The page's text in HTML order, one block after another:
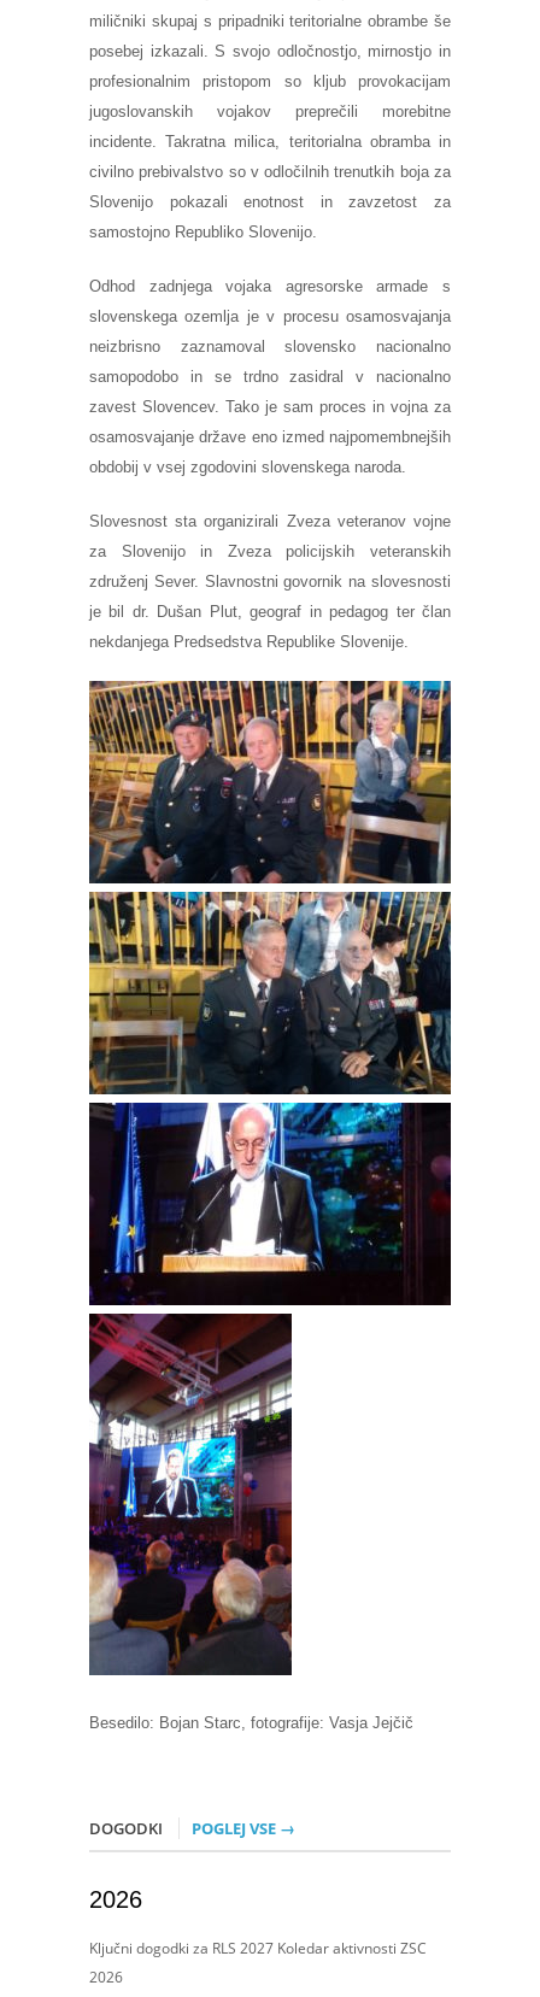
miličniki skupaj s pripadniki teritorialne obrambe še
posebej izkazali. S svojo odločnostjo, mirnostjo in
profesionalnim pristopom so kljub provokacijam
jugoslovanskih vojakov preprečili morebitne
incidente. Takratna milica, teritorialna obramba in
civilno prebivalstvo so v odločilnih trenutkih boja za
Slovenijo pokazali enotnost in zavzetost za
samostojno Republiko Slovenijo.
Odhod zadnjega vojaka agresorske armade s
slovenskega ozemlja je v procesu osamosvajanja
neizbrisno zaznamoval slovensko nacionalno
samopodobo in se trdno zasidral v nacionalno
zavest Slovencev. Tako je sam proces in vojna za
osamosvajanje države eno izmed najpomembnejših
obdobij v vsej zgodovini slovenskega naroda.
Slovesnost sta organizirali Zveza veteranov vojne
za Slovenijo in Zveza policijskih veteranskih
združenj Sever. Slavnostni govornik na slovesnosti
je bil dr. Dušan Plut, geograf in pedagog ter član
nekdanjega Predsedstva Republike Slovenije.
Besedilo: Bojan Starc, fotografije: Vasja Jejčič
DOGODKI POGLEJ VSE →
2026
Ključni dogodki za RLS 2027 Koledar aktivnosti ZSC
2026